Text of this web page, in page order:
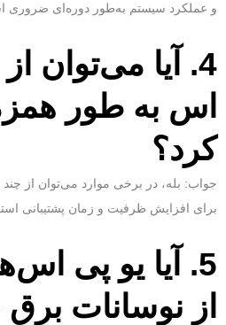
و عملکرد سیستم به‌طور دوره‌ای ضروری
4. آیا می‌توان
اس به طور
کرد؟
جواب: بله، در برخی موارد می‌توان از
برای افزایش ظرفیت و زمان پشتیبانی
5. آیا یو پی
از نوسانات